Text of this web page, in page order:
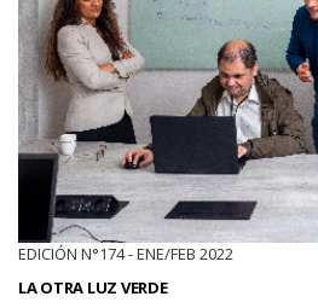
EDICIÓN N°174 - ENE/FEB 2022
LA OTRA LUZ VERDE